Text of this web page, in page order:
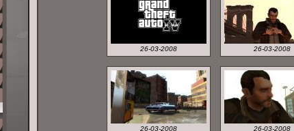
26-03-2008 26-03-2008
26-03-2008 26-03-2008